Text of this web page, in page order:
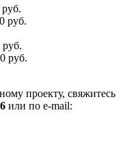
руб.
руб.
руб.
проекту, свяжитесь
или по e-mail: